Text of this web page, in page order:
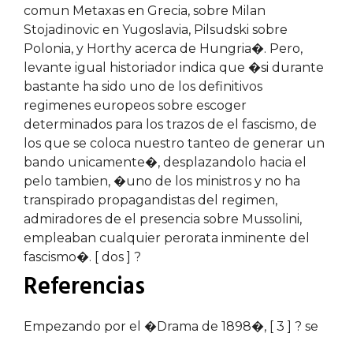
comun Metaxas en Grecia, sobre Milan
Stojadinovic en Yugoslavia, Pilsudski sobre
Polonia, y Horthy acerca de Hungria�. Pero,
levante igual historiador indica que �si durante
bastante ha sido uno de los definitivos
regimenes europeos sobre escoger
determinados para los trazos de el fascismo, de
los que se coloca nuestro tanteo de generar un
bando unicamente�, desplazandolo hacia el
pelo tambien, �uno de los ministros y no ha
transpirado propagandistas del regimen,
admiradores de el presencia sobre Mussolini,
empleaban cualquier perorata inminente del
fascismo�. [ dos ] ?
Referencias
Empezando por el �Drama de 1898�, [ 3 ] ? se